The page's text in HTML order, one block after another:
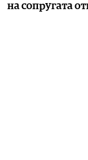
на сопругата